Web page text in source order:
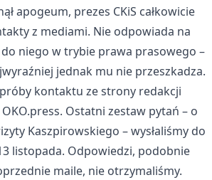
apogeum, prezes CKiS całkowicie
z mediami. Nie odpowiada na
niego w trybie prawa prasowego –
jednak mu nie przeszkadza.
kontaktu ze strony redakcji
Ostatni zestaw pytań – o
Kaszpirowskiego – wysłaliśmy do
listopada. Odpowiedzi, podobnie
maile, nie otrzymaliśmy.